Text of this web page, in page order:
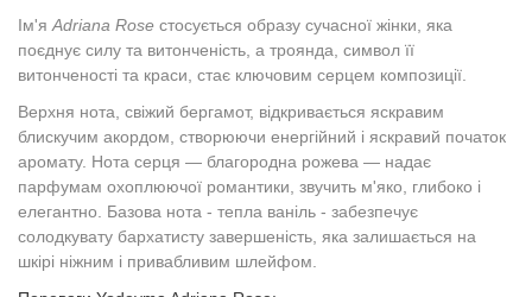
Ім'я Adriana Rose стосується образу сучасної жінки, яка
поєднує силу та витонченість, а троянда, символ її
витонченості та краси, стає ключовим серцем композиції.
Верхня нота, свіжий бергамот, відкривається яскравим
блискучим акордом, створюючи енергійний і яскравий початок
аромату. Нота серця — благородна рожева — надає
парфумам охоплюючої романтики, звучить м'яко, глибоко і
елегантно. Базова нота - тепла ваніль - забезпечує
солодкувату бархатисту завершеність, яка залишається на
шкірі ніжним і привабливим шлейфом.